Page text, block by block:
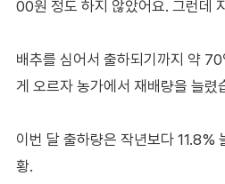
00원 정도 하지 않았어요. 그런데
배추를 심어서 출하되기까지 약
게 오르자 농가에서 재배량을 늘렸
이번 달 출하량은 작년보다 11.8%
황.